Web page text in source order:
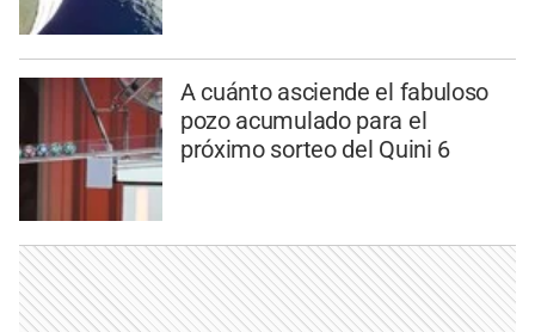
A cuánto asciende el fabuloso
pozo acumulado para el
próximo sorteo del Quini 6